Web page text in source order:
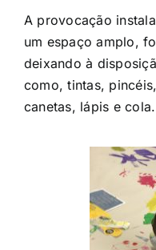
A provocação
um espaço amplo,
deixando à
como, tintas,
canetas, lápis e cola.